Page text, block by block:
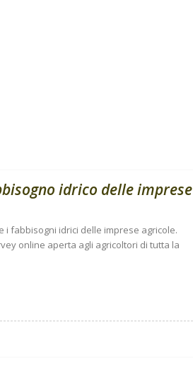
idrico delle imprese
i fabbisogni idrici delle imprese agricole.
online aperta agli agricoltori di tutta la